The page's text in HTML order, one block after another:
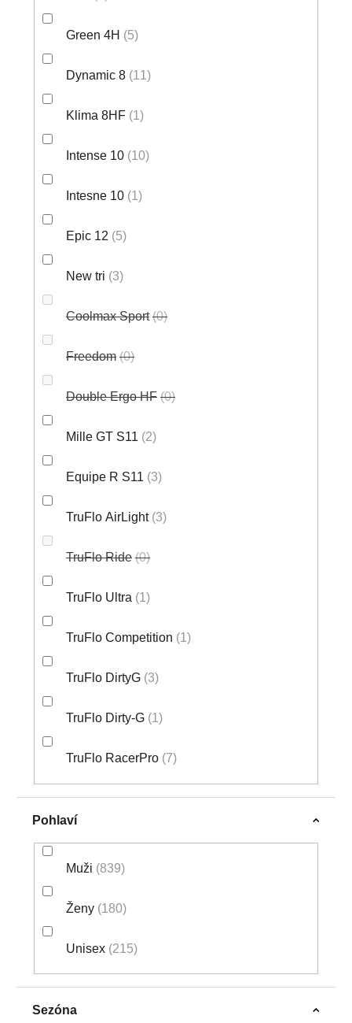
Green 4H 5
Dynamic 8 11
Klima 8HF 1
Intense 10 10
Intesne 10 1
Epic 12 5
New tri 3
Coolmax Sport 0
Freedom 0
Double Ergo HF 0
Mille GT S11 2
Equipe R S11 3
TruFlo AirLight 3
TruFlo Ride 0
TruFlo Ultra 1
TruFlo Competition 1
TruFlo DirtyG 3
TruFlo Dirty-G 1
TruFlo RacerPro 7
Pohlaví
Muži 839
Ženy 180
Unisex 215
Sezóna